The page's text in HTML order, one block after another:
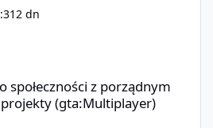
2 dn
społeczności z porządnym
(gta:Multiplayer)